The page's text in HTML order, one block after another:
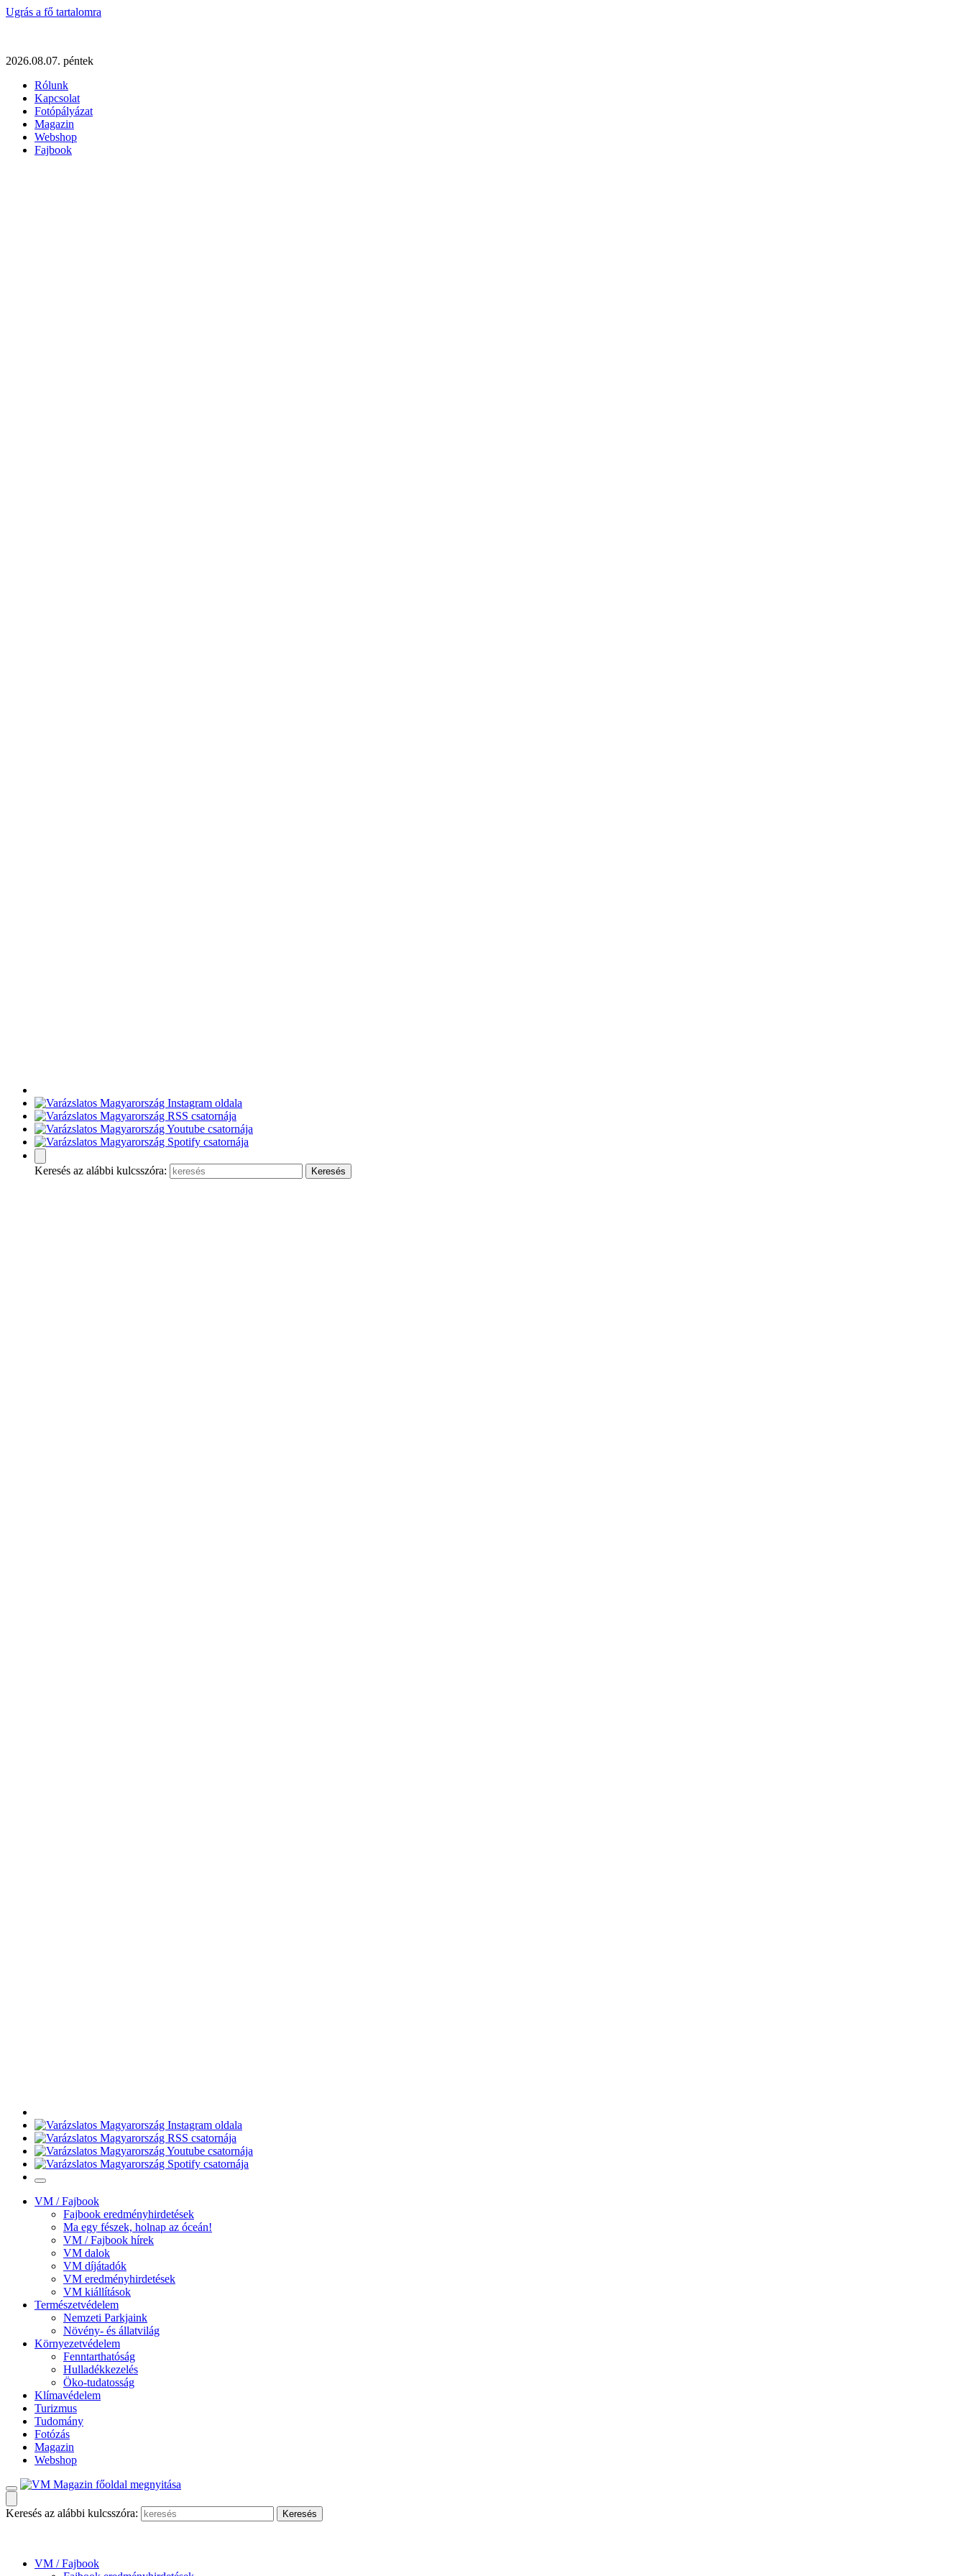
Ugrás a fő tartalomra
2026.08.07. péntek
Rólunk
Kapcsolat
Fotópályázat
Magazin
Webshop
Fajbook
Keresés az alábbi kulcsszóra:
VM / Fajbook
Fajbook eredményhirdetések
Ma egy fészek, holnap az óceán!
VM / Fajbook hírek
VM dalok
VM díjátadók
VM eredményhirdetések
VM kiállítások
Természetvédelem
Nemzeti Parkjaink
Növény- és állatvilág
Környezetvédelem
Fenntarthatóság
Hulladékkezelés
Öko-tudatosság
Klímavédelem
Turizmus
Tudomány
Fotózás
Magazin
Webshop
Keresés az alábbi kulcsszóra:
VM / Fajbook